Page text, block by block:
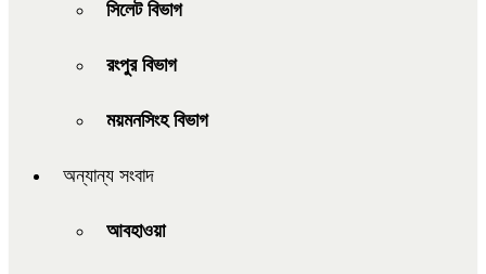
সিলেট বিভাগ
রংপুর বিভাগ
ময়মনসিংহ বিভাগ
অন্যান্য সংবাদ
আবহাওয়া